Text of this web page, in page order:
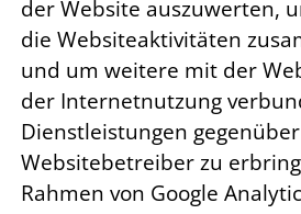
der Website auszuwerten,
die Websiteaktivitäten
und um weitere mit der
der Internetnutzung
Dienstleistungen
Websitebetreiber zu
Rahmen von Google